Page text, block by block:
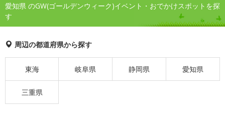
愛知県 のGW(ゴールデンウィーク)イベント・おでかけスポットを探
す
周辺の都道府県から探す
東海 岐阜県 静岡県 愛知県
三重県